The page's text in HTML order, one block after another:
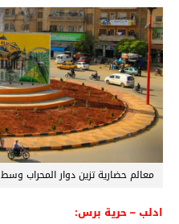
معالم حضارية تزين دوار المحراب
ادلب – حرية برس: